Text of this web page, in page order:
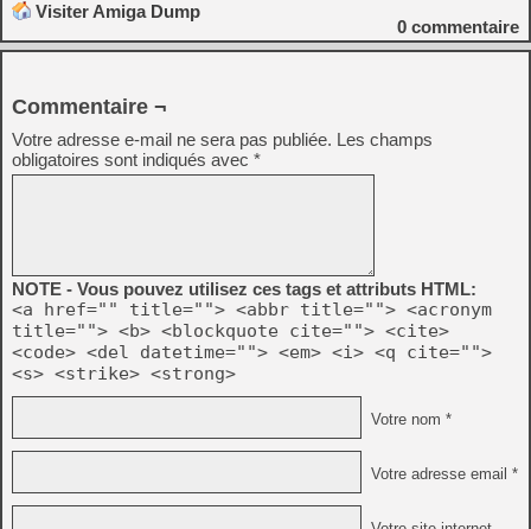
Visiter Amiga Dump
0 commentaire
Commentaire ¬
Votre adresse e-mail ne sera pas publiée. Les champs
obligatoires sont indiqués avec *
NOTE - Vous pouvez utilisez ces tags et attributs HTML:
<a href="" title=""> <abbr title=""> <acronym
title=""> <b> <blockquote cite=""> <cite>
<code> <del datetime=""> <em> <i> <q cite="">
<s> <strike> <strong>
Votre nom *
Votre adresse email *